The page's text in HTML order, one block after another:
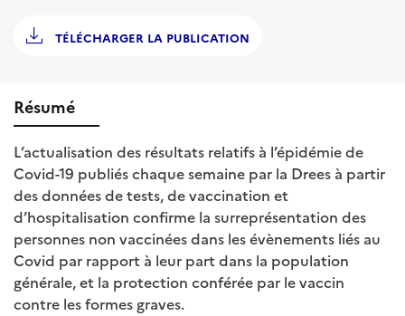
TÉLÉCHARGER LA PUBLICATION
Résumé
L’actualisation des résultats relatifs à l’épidémie de
Covid-19 publiés chaque semaine par la Drees à partir
des données de tests, de vaccination et
d’hospitalisation confirme la surreprésentation des
personnes non vaccinées dans les évènements liés au
Covid par rapport à leur part dans la population
générale, et la protection conférée par le vaccin
contre les formes graves.